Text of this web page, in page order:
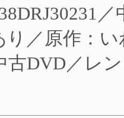
り／原作：
古DVD／レ